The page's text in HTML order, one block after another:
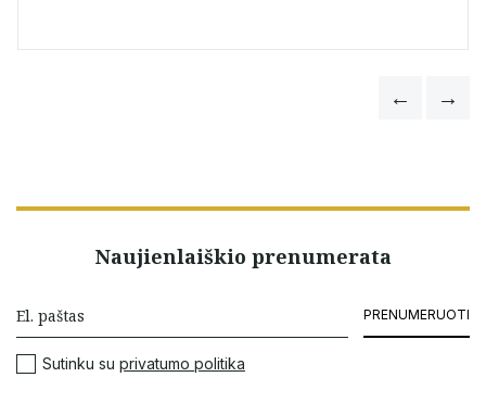
Naujienlaiškio prenumerata
PRENUMERUOTI
Sutinku su privatumo politika